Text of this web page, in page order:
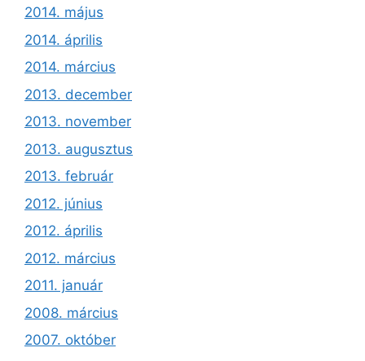
2014. május
2014. április
2014. március
2013. december
2013. november
2013. augusztus
2013. február
2012. június
2012. április
2012. március
2011. január
2008. március
2007. október